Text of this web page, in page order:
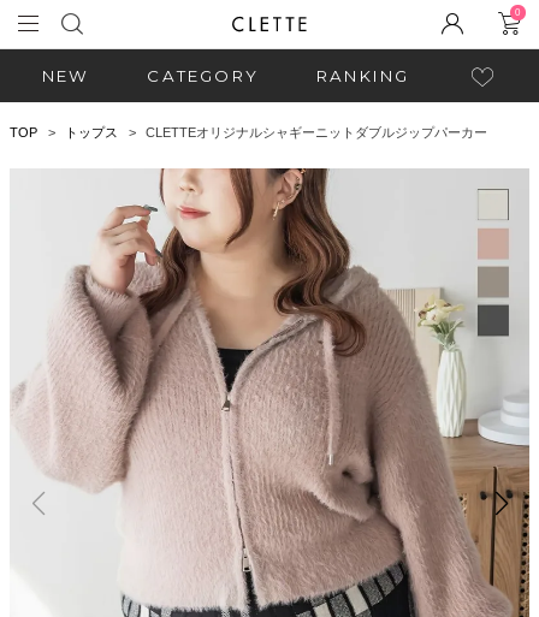
0
NEW CATEGORY RANKING
TOP トップス CLETTEオリジナルシャギーニットダブルジップパーカー